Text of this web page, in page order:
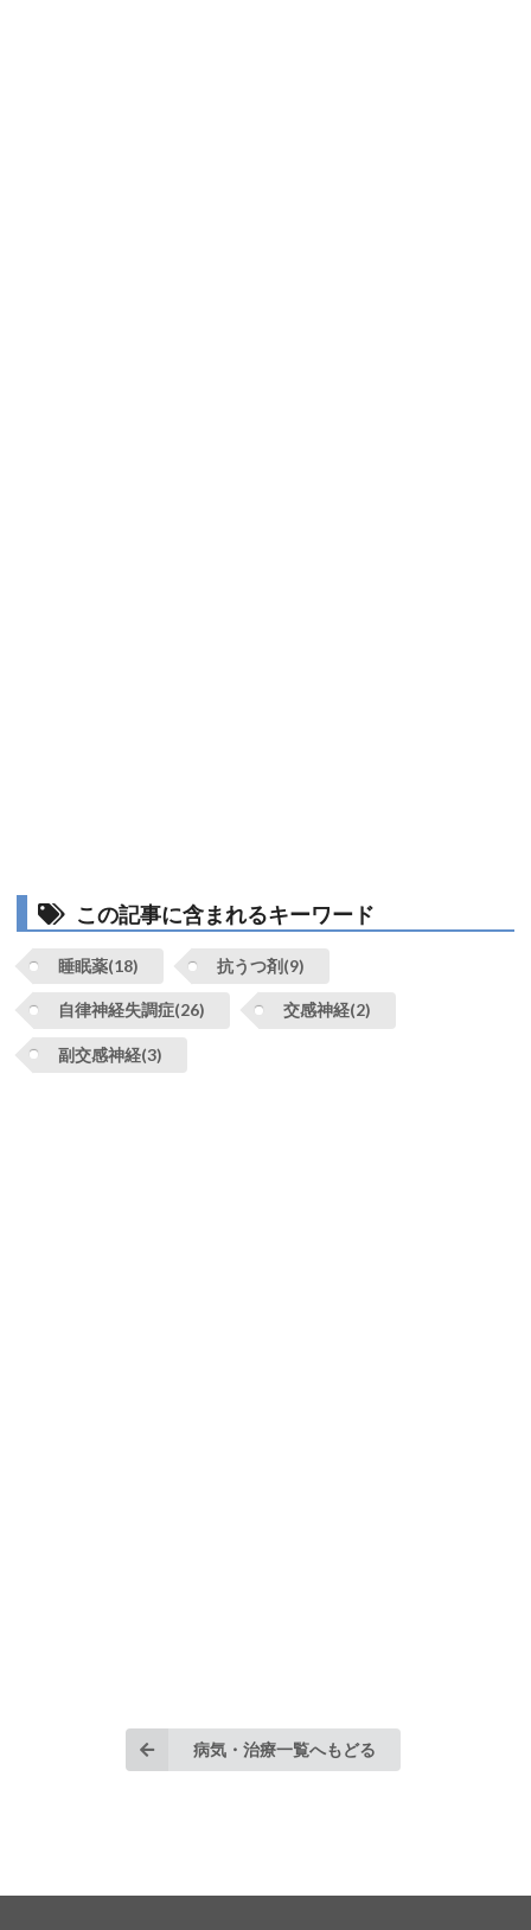
この記事に含まれるキーワード
睡眠薬(18) 抗うつ剤(9)
自律神経失調症(26) 交感神経(2)
副交感神経(3)
病気・治療一覧へもどる